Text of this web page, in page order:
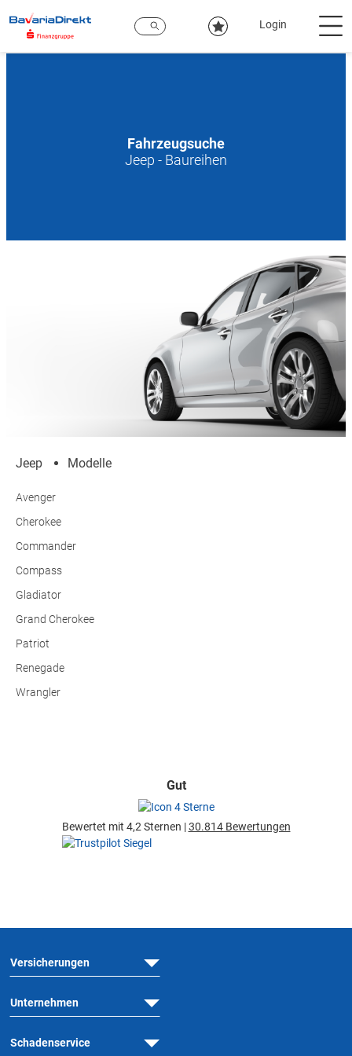
Hauptinhalt
Login
Fahrzeugsuche
Jeep - Baureihen
Jeep Modelle
Avenger
Cherokee
Commander
Compass
Gladiator
Grand Cherokee
Patriot
Renegade
Wrangler
Gut
Bewertet mit 4,2 Sternen |30.814 Bewertungen
Versicherungen
Unternehmen
Schadenservice